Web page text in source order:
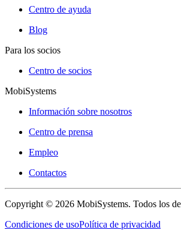
Centro de ayuda
Blog
Para los socios
Centro de socios
MobiSystems
Información sobre nosotros
Centro de prensa
Empleo
Contactos
Copyright © 2026 MobiSystems. Todos los
Condiciones de usoPolítica de privacidad